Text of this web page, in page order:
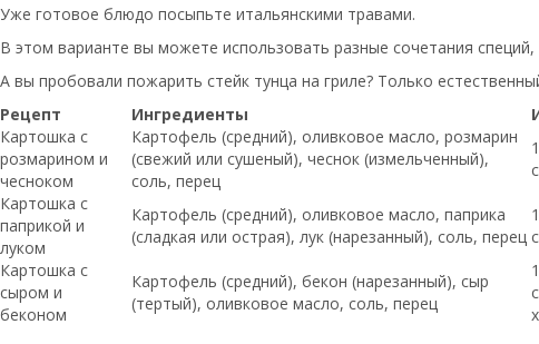
Уже готовое блюдо посыпьте итальянскими травами.
В этом варианте вы можете использовать разные сочетания
А вы пробовали пожарить стейк тунца на гриле? Только
Рецепт
Ингредиенты
Картошка с
розмарином и
чесноком
Картофель (средний), оливковое масло, розмарин
(свежий или сушеный), чеснок (измельченный),
соль, перец
Картошка с
паприкой и
луком
Картофель (средний), оливковое масло, паприка
(сладкая или острая), лук (нарезанный), соль, перец
Картошка с
сыром и
беконом
Картофель (средний), бекон (нарезанный), сыр
(тертый), оливковое масло, соль, перец